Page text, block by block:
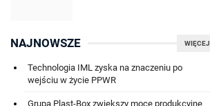
WIĘCEJ
NAJNOWSZE
Technologia IML zyska na znaczeniu po
wejściu w życie PPWR
Grupa Plast-Box zwiększy moce produkcyjne